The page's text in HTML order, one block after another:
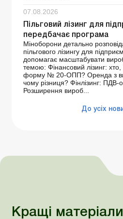
07.08.2026
Пільговий лізинг для
передбачає програма
Міноборони детально
пільгового лізингу для
допомагає масштабувати
темою: Фінансовий лізинг:
форму № 20-ОПП? Оренда з
чому різниця? Фінлізинг: ПДВ-
Розширення вироб...
До усіх
Кращі матеріали